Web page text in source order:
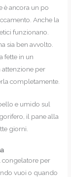
è ancora un po
Anche la
funzionano.
sia ben avvolto.
fette in un
attenzione per
completamente.
e umido sul
il pane alla
giorni.
congelatore per
vuoi o quando